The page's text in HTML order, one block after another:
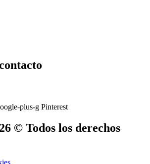
plus-g Pinterest
© Todos los derechos